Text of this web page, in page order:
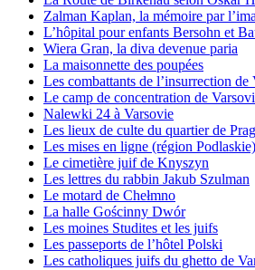
Zalman Kaplan, la mémoire par
L’hôpital pour enfants Bersohn et
Wiera Gran, la diva devenue paria
La maisonnette des poupées
Les combattants de l’insurrection de
Le camp de concentration de
Nalewki 24 à Varsovie
Les lieux de culte du quartier de
Les mises en ligne (région Podlaskie)
Le cimetière juif de Knyszyn
Les lettres du rabbin Jakub Szulman
Le motard de Chełmno
La halle Gościnny Dwór
Les moines Studites et les juifs
Les passeports de l’hôtel Polski
Les catholiques juifs du ghetto de